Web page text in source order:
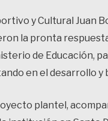
y Cultural Juan
la pronta
de Educación,
en el desarrollo y
plantel,